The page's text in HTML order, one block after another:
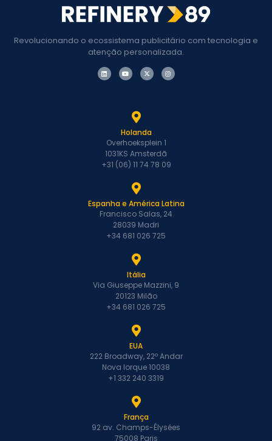
Revolucionando o ecossistema publicitário com tecnologia e
atenção personalizada.
Holanda
Overhoeksplein 1
1031KS Amsterdã
+31 (06) 11 74 78 09
Espanha e América Latina
Francisco Salas, 24
28039 Madri
+34 681 026 725
Itália
Via Giuseppe Mazzini, 9
20123 Milão
+34 681 026 725
EUA
222 Broadway, 22º Andar
Nova Iorque 10038
+1 332 240 3319
França
92 av. Champs-Élysées
75008 Paris